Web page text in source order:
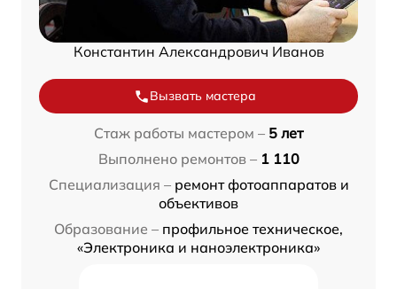
Константин Александрович Иванов
Вызвать мастера
Стаж работы мастером – 5 лет
Выполнено ремонтов – 1 110
Специализация – ремонт фотоаппаратов и
объективов
Образование – профильное техническое,
«Электроника и наноэлектроника»